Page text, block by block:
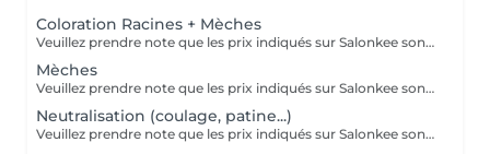
Coloration Racines + Mèches
Veuillez prendre note que les prix indiqués sur Salonkee sont communiqués à titre informatif et s'entendent de base. Ces derniers sont susceptibles de varier selon le diagnostic réalisé à votre arrivée au salon et l'expertise du professionnel à qui vous confiez votre beauté. Dans tous les cas, un devis précis vous sera proposé et toutes réalisations de prestations seront effectuées avec votre accord. Un grand merci d'avance pour votre compréhension. Au plaisir de vous recevoir très vite.
Mèches
Veuillez prendre note que les prix indiqués sur Salonkee sont communiqués à titre informatif et s'entendent de base. Ces derniers sont susceptibles de varier selon le diagnostic réalisé à votre arrivée au salon et l'expertise du professionnel à qui vous confiez votre beauté. Dans tous les cas, un devis précis vous sera proposé et toutes réalisations de prestations seront effectuées avec votre accord. Un grand merci d'avance pour votre compréhension. Au plaisir de vous recevoir très vite.
Neutralisation (coulage, patine...)
Veuillez prendre note que les prix indiqués sur Salonkee sont communiqués à titre informatif et s'entendent de base. Ces derniers sont susceptibles de varier selon le diagnostic réalisé à votre arrivée au salon et l'expertise du professionnel à qui vous confiez votre beauté. Dans tous les cas, un devis précis vous sera proposé et toutes réalisations de prestations seront effectuées avec votre accord. Un grand merci d'avance pour votre compréhension. Au plaisir de vous recevoir très vite.